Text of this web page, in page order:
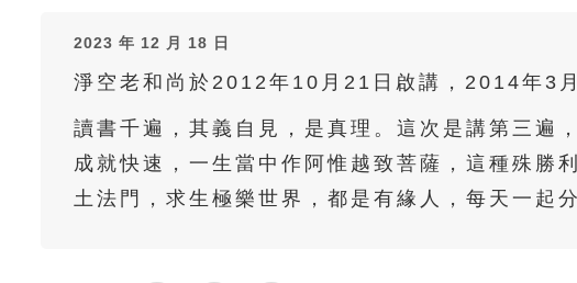
2023 年 12 月 18 日
淨空老和尚於2012年10月21日啟講，2014年3
讀書千遍，其義自見，是真理。這次是講第三遍
成就快速，一生當中作阿惟越致菩薩，這種殊勝
土法門，求生極樂世界，都是有緣人，每天一起